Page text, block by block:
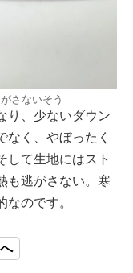
さないそう
り、少ないダウン
なく、やぼったく
して生地にはスト
も逃がさない。寒
のです。